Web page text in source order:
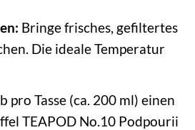
Bringe frisches, gefiltertes
Die ideale Temperatur
pro Tasse (ca. 200 ml) einen
TEAPOD No.10 Podpourii